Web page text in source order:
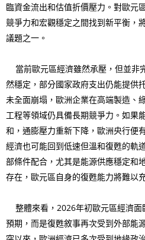
臨資金流出和估值折價壓力。對歐元
競爭力和宏觀穩定之間找到新平衡，
議題之一。
當前歐元區經濟雖然承壓，但並非
然穩定，部分國家政府支出仍能提供
未全面崩塌，歐洲企業在高端製造、
工程等領域仍具備長期競爭力。如果
和，通膨壓力重新下降，歐洲央行便
經濟也可能回到低速但溫和復甦的軌
部條件配合，尤其是能源供應穩定和
存在，歐元區自身的復甦能力將難以
整體來看，2026年初歐元區經濟面
預期，而是復甦敘事再次受到外部能